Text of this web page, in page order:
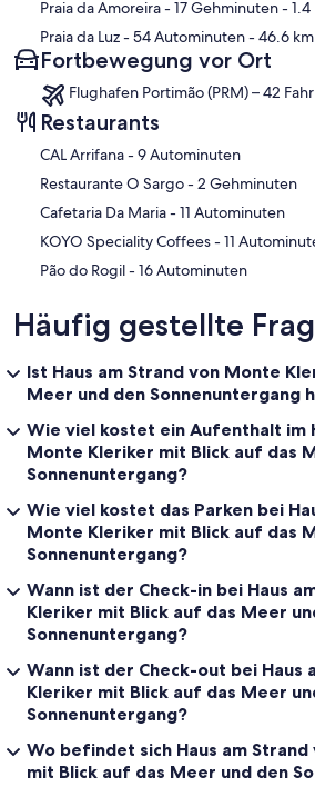
Praia da Amoreira- 17 Gehminuten- 1.4
Praia da Luz- 54 Autominuten- 46.6 km
Fortbewegung vor Ort
Flughafen Portimão (PRM) – 42
Restaurants
‪CAL Arrifana - ‬9 Autominuten
‪Restaurante O Sargo - ‬2 Gehminuten
‪Cafetaria Da Maria - ‬11 Autominuten
‪KOYO Speciality Coffees - ‬11
‪Pão do Rogil - ‬16 Autominuten
Häufig gestellte
Ist Haus am Strand von Monte
Meer und den Sonnenuntergang
Wie viel kostet ein Aufenthalt im
Monte Kleriker mit Blick auf das
Sonnenuntergang?
Wie viel kostet das Parken bei
Monte Kleriker mit Blick auf das
Sonnenuntergang?
Wann ist der Check-in bei Haus
Kleriker mit Blick auf das Meer
Sonnenuntergang?
Wann ist der Check-out bei Haus
Kleriker mit Blick auf das Meer
Sonnenuntergang?
Wo befindet sich Haus am
mit Blick auf das Meer und den